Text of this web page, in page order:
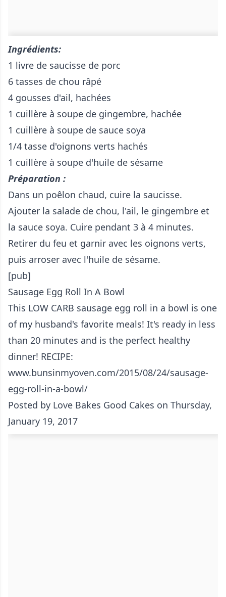
Ingrédients:
1 livre de saucisse de porc
6 tasses de chou râpé
4 gousses d'ail, hachées
1 cuillère à soupe de gingembre, hachée
1 cuillère à soupe de sauce soya
1/4 tasse d'oignons verts hachés
1 cuillère à soupe d'huile de sésame
Préparation :
Dans un poêlon chaud, cuire la saucisse.
Ajouter la salade de chou, l'ail, le gingembre et
la sauce soya. Cuire pendant 3 à 4 minutes.
Retirer du feu et garnir avec les oignons verts,
puis arroser avec l'huile de sésame.
[pub]
Sausage Egg Roll In A Bowl
This LOW CARB sausage egg roll in a bowl is one
of my husband's favorite meals! It's ready in less
than 20 minutes and is the perfect healthy
dinner! RECIPE:
www.bunsinmyoven.com/2015/08/24/sausage-
egg-roll-in-a-bowl/
Posted by Love Bakes Good Cakes on Thursday,
January 19, 2017